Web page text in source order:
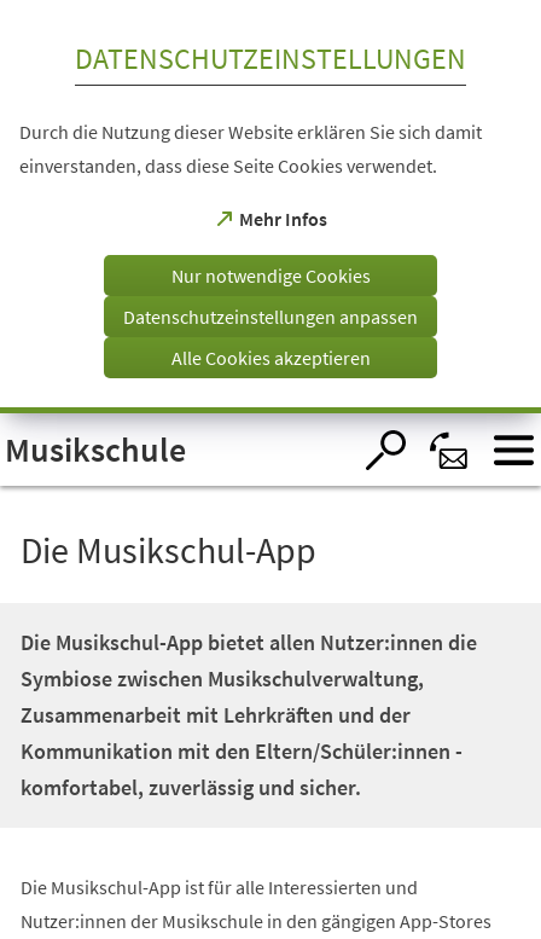
Visuelle
Assistenzsoftware
öffnen.
DATENSCHUTZEINSTELLUNGEN
Durch die Nutzung dieser Website erklären Sie sich damit
einverstanden, dass diese Seite Cookies verwendet.
Mehr Infos
(Öffnet
einem
Tab)
Nur notwendige Cookies
Datenschutzeinstellungen anpassen
Alle Cookies akzeptieren
Musikschule
Die Musikschul-App
Die Musikschul-App bietet allen Nutzer:innen die
Symbiose zwischen Musikschulverwaltung,
Zusammenarbeit mit Lehrkräften und der
Kommunikation mit den Eltern/Schüler:innen -
komfortabel, zuverlässig und sicher.
Die Musikschul-App ist für alle Interessierten und
Nutzer:innen der Musikschule in den gängigen App-Stores